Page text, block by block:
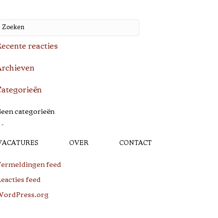
OVER CONTACT
reacties
categorieën
feed
feed